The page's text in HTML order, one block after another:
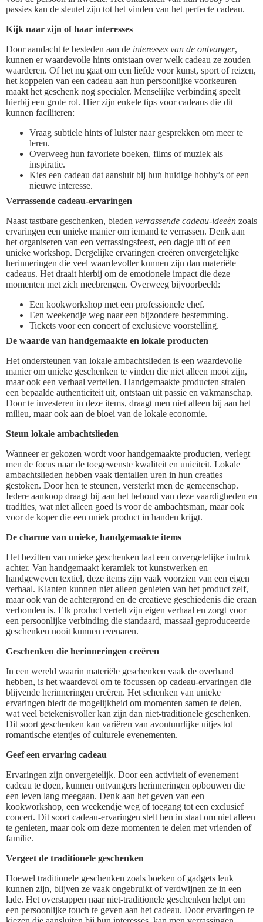
passies kan de sleutel zijn tot het vinden van het perfecte cadeau.
Kijk naar zijn of haar interesses
Door aandacht te besteden aan de interesses van de ontvanger,
kunnen er waardevolle hints ontstaan over welk cadeau ze zouden
waarderen. Of het nu gaat om een liefde voor kunst, sport of reizen,
het koppelen van een cadeau aan hun persoonlijke voorkeuren
maakt het geschenk nog specialer. Menselijke verbinding speelt
hierbij een grote rol. Hier zijn enkele tips voor cadeaus die dit
kunnen faciliteren:
Vraag subtiele hints of luister naar gesprekken om meer te
leren.
Overweeg hun favoriete boeken, films of muziek als
inspiratie.
Kies een cadeau dat aansluit bij hun huidige hobby’s of een
nieuwe interesse.
Verrassende cadeau-ervaringen
Naast tastbare geschenken, bieden verrassende cadeau-ideeën zoals
ervaringen een unieke manier om iemand te verrassen. Denk aan
het organiseren van een verrassingsfeest, een dagje uit of een
unieke workshop. Dergelijke ervaringen creëren onvergetelijke
herinneringen die veel waardevoller kunnen zijn dan materiële
cadeaus. Het draait hierbij om de emotionele impact die deze
momenten met zich meebrengen. Overweeg bijvoorbeeld:
Een kookworkshop met een professionele chef.
Een weekendje weg naar een bijzondere bestemming.
Tickets voor een concert of exclusieve voorstelling.
De waarde van handgemaakte en lokale producten
Het ondersteunen van lokale ambachtslieden is een waardevolle
manier om unieke geschenken te vinden die niet alleen mooi zijn,
maar ook een verhaal vertellen. Handgemaakte producten stralen
een bepaalde authenticiteit uit, ontstaan uit passie en vakmanschap.
Door te investeren in deze items, draagt men niet alleen bij aan het
milieu, maar ook aan de bloei van de lokale economie.
Steun lokale ambachtslieden
Wanneer er gekozen wordt voor handgemaakte producten, verlegt
men de focus naar de toegewenste kwaliteit en uniciteit. Lokale
ambachtslieden hebben vaak tientallen uren in hun creaties
gestoken. Door hen te steunen, versterkt men de gemeenschap.
Iedere aankoop draagt bij aan het behoud van deze vaardigheden en
tradities, wat niet alleen goed is voor de ambachtsman, maar ook
voor de koper die een uniek product in handen krijgt.
De charme van unieke, handgemaakte items
Het bezitten van unieke geschenken laat een onvergetelijke indruk
achter. Van handgemaakt keramiek tot kunstwerken en
handgeweven textiel, deze items zijn vaak voorzien van een eigen
verhaal. Klanten kunnen niet alleen genieten van het product zelf,
maar ook van de achtergrond en de creatieve geschiedenis die eraan
verbonden is. Elk product vertelt zijn eigen verhaal en zorgt voor
een persoonlijke verbinding die standaard, massaal geproduceerde
geschenken nooit kunnen evenaren.
Geschenken die herinneringen creëren
In een wereld waarin materiële geschenken vaak de overhand
hebben, is het waardevol om te focussen op cadeau-ervaringen die
blijvende herinneringen creëren. Het schenken van unieke
ervaringen biedt de mogelijkheid om momenten samen te delen,
wat veel betekenisvoller kan zijn dan niet-traditionele geschenken.
Dit soort geschenken kan variëren van avontuurlijke uitjes tot
romantische etentjes of culturele evenementen.
Geef een ervaring cadeau
Ervaringen zijn onvergetelijk. Door een activiteit of evenement
cadeau te doen, kunnen ontvangers herinneringen opbouwen die
een leven lang meegaan. Denk aan het geven van een
kookworkshop, een weekendje weg of toegang tot een exclusief
concert. Dit soort cadeau-ervaringen stelt hen in staat om niet alleen
te genieten, maar ook om deze momenten te delen met vrienden of
familie.
Vergeet de traditionele geschenken
Hoewel traditionele geschenken zoals boeken of gadgets leuk
kunnen zijn, blijven ze vaak ongebruikt of verdwijnen ze in een
lade. Het overstappen naar niet-traditionele geschenken helpt om
een persoonlijke touch te geven aan het cadeau. Door ervaringen te